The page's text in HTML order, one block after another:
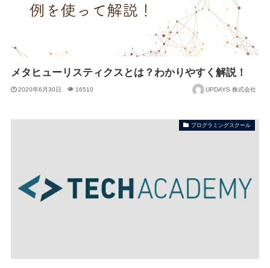
メタヒューリスティクスとは？わかりやすく解説！
2020年6月30日 16510 UPDAYS 株式会社
プログラミングスクール